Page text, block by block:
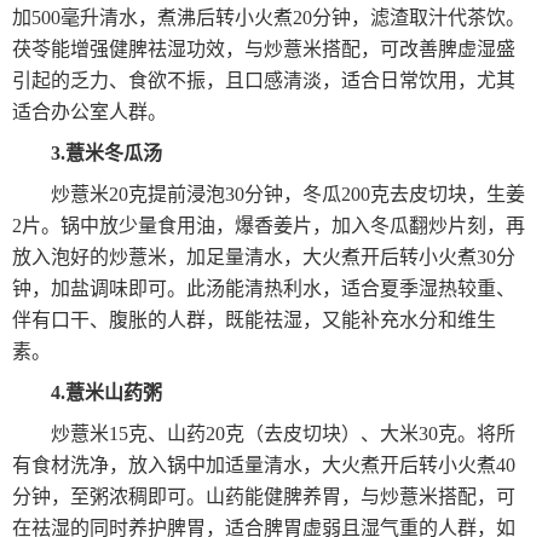
加500毫升清水，煮沸后转小火煮20分钟，滤渣取汁代茶饮。
茯苓能增强健脾祛湿功效，与炒薏米搭配，可改善脾虚湿盛
引起的乏力、食欲不振，且口感清淡，适合日常饮用，尤其
适合办公室人群。
3.薏米冬瓜汤
炒薏米20克提前浸泡30分钟，冬瓜200克去皮切块，生姜
2片。锅中放少量食用油，爆香姜片，加入冬瓜翻炒片刻，再
放入泡好的炒薏米，加足量清水，大火煮开后转小火煮30分
钟，加盐调味即可。此汤能清热利水，适合夏季湿热较重、
伴有口干、腹胀的人群，既能祛湿，又能补充水分和维生
素。
4.薏米山药粥
炒薏米15克、山药20克（去皮切块）、大米30克。将所
有食材洗净，放入锅中加适量清水，大火煮开后转小火煮40
分钟，至粥浓稠即可。山药能健脾养胃，与炒薏米搭配，可
在祛湿的同时养护脾胃，适合脾胃虚弱且湿气重的人群，如